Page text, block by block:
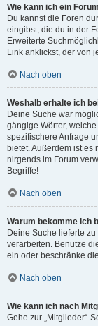
Wie kann ich ein
Du kannst die Foren
eingibst, die du in der
Erweiterte
Link anklickst, der von
Nach oben
Weshalb erhalte ich
Deine Suche war
gängige Wörter,
spezifischere Anfrage
bietet. Außerdem ist
nirgends im Forum
Begriffe!
Nach oben
Warum bekomme ich
Deine Suche lieferte
verarbeiten. Benutze
ein oder beschränke
Nach oben
Wie kann ich nach
Gehe zur „Mitglieder“-